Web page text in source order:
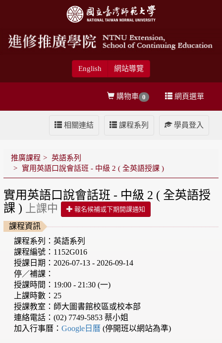
English 網站導覽
網頁選單
購物車 0
學員登入
課程系列
相關連結
推廣課程
英語系列
實用英語口說會話班 - 中級 2 ( 全英語授課 )
實用英語口說會話班 - 中級 2 ( 全英語授
課 )
上課中 報名候補或下期開課通知
課程資訊
課程系列：英語系列
課程編號：1152G016
授課日期：2026-07-13 - 2026-09-14
停／補課：
授課時間：19:00 - 21:30 (一)
上課時數：25
授課教室：師大圖書館校區或校本部
連絡電話：(02) 7749-5853 蔡小姐
加入行事曆：Google日曆(停開班以網站為準)